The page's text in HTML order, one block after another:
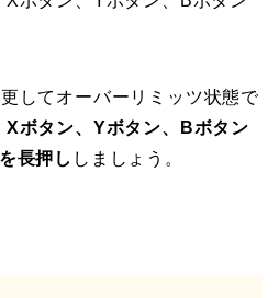
してオーバーリミッツ状態で
Xボタン、Yボタン、Bボタン
長押し しましょう。